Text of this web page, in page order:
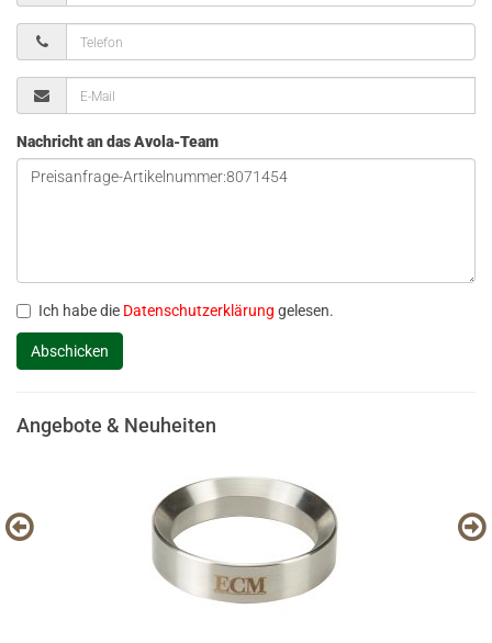
Nachricht an das Avola-Team
Ich habe die Datenschutzerklärung gelesen.
Angebote & Neuheiten